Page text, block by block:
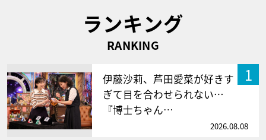
ランキング
RANKING
1
伊藤沙莉、芦田愛菜が好きす
ぎて目を合わせられない…
『博士ちゃん…
2026.08.08